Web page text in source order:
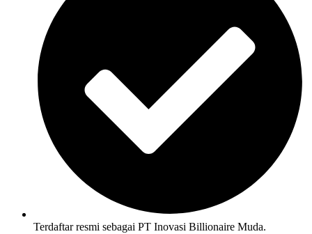
Terdaftar resmi sebagai PT Inovasi Billionaire Muda.